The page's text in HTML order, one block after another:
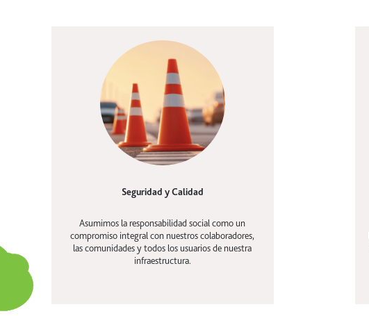
Seguridad y Calidad
Asumimos la responsabilidad social como un
compromiso integral con nuestros colaboradores,
las comunidades y todos los usuarios de nuestra
infraestructura.